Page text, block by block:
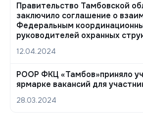
Правительство Тамбовской
заключило соглашение о
Федеральным
руководителей охранных
12.04.2024
РООР ФКЦ «Тамбов»приняло
ярмарке вакансий для
28.03.2024